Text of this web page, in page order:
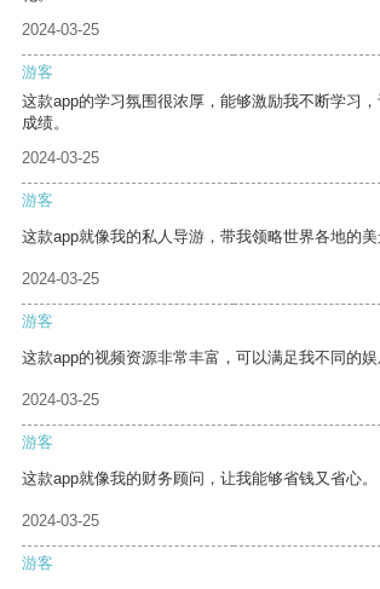
2024-03-25
游客
这款app的学习氛围很浓厚，能够激励我不断学习
成绩。
2024-03-25
游客
这款app就像我的私人导游，带我领略世界各地的美
2024-03-25
游客
这款app的视频资源非常丰富，可以满足我不同的娱
2024-03-25
游客
这款app就像我的财务顾问，让我能够省钱又省心。
2024-03-25
游客